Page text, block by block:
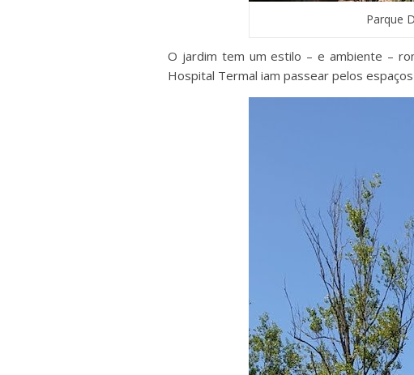
Parque
O jardim tem um estilo – e ambiente –
Hospital Termal iam passear pelos